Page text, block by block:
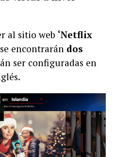
al sitio web ‘Netflix
encontrarán dos
ser configuradas en